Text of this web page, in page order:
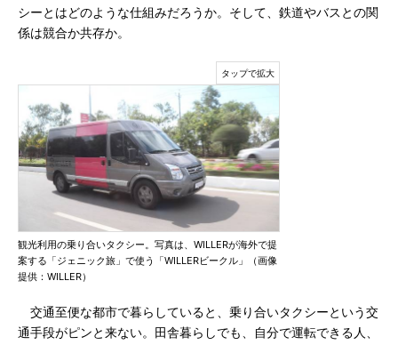
シーとはどのような仕組みだろうか。そして、鉄道やバスとの関
係は競合か共存か。
観光利用の乗り合いタクシー。写真は、WILLERが海外で提
案する「ジェニック旅」で使う「WILLERビークル」（画像
提供：WILLER）
交通至便な都市で暮らしていると、乗り合いタクシーという交
通手段がピンと来ない。田舎暮らしでも、自分で運転できる人、